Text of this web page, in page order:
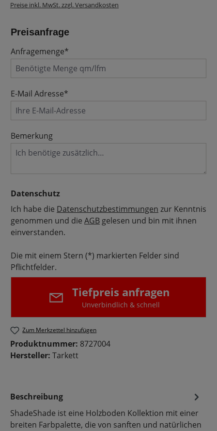
Preise inkl. MwSt. zzgl. Versandkosten
Preisanfrage
Anfragemenge*
E-Mail Adresse*
Bemerkung
Datenschutz
Ich habe die Datenschutzbestimmungen zur Kenntnis
genommen und die AGB gelesen und bin mit ihnen
einverstanden.
Die mit einem Stern (*) markierten Felder sind
Pflichtfelder.
Tiefpreis anfragen
Unverbindlich & schnell
Zum Merkzettel hinzufügen
Produktnummer: 8727004
Hersteller: Tarkett
Beschreibung
ShadeShade ist eine Holzboden Kollektion mit einer
breiten Farbpalette, die von sanften und natürlichen